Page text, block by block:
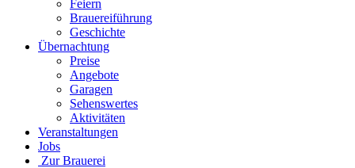
Feiern
Brauereiführung
Geschichte
Übernachtung
Preise
Angebote
Garagen
Sehenswertes
Aktivitäten
Veranstaltungen
Jobs
Zur Brauerei